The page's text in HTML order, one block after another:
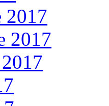
2017
2017